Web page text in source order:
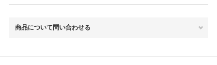
商品について問い合わせる